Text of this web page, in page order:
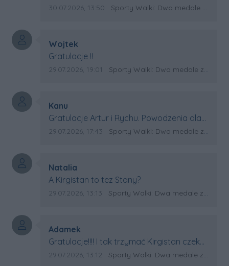
Swiata?
Data dodania komentarza:
30.07.2026, 13:50 Źródło komentarza:
Sporty Walki: Dwa medale za oceanem
Autor komentarza:
Wojtek
Treść komentarza:
Gratulacje !!
Data dodania komentarza:
29.07.2026, 19:01 Źródło komentarza:
Sporty Walki: Dwa medale za oceanem
Autor komentarza:
Kanu
Treść komentarza:
Gratulacje Artur i Rychu. Powodzenia dla
Kirgistanu.
Data dodania komentarza:
29.07.2026, 17:43 Źródło komentarza:
Sporty Walki: Dwa medale za oceanem
Autor komentarza:
Natalia
Treść komentarza:
A Kirgistan to tez Stany?
Data dodania komentarza:
29.07.2026, 13:13 Źródło komentarza:
Sporty Walki: Dwa medale za oceanem
Autor komentarza:
Adamek
Treść komentarza:
Gratulacje!!!! I tak trzymać Kirgistan czeka
na powtórkę z USA a może i złote medale.
Data dodania komentarza:
29.07.2026, 13:12 Źródło komentarza:
Sporty Walki: Dwa medale za oceanem